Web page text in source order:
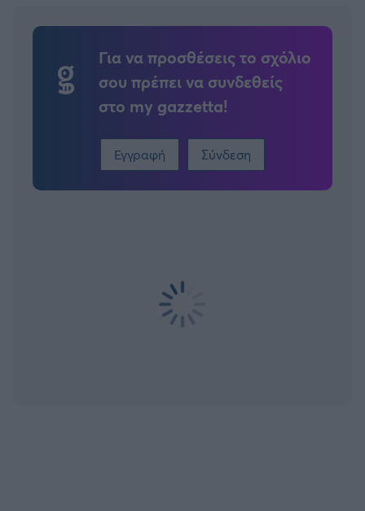
Για να προσθέσεις το σχόλιο
σου πρέπει να συνδεθείς
στο my gazzetta!
Εγγραφή Σύνδεση